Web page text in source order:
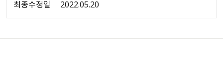
최종수정일 2022.05.20